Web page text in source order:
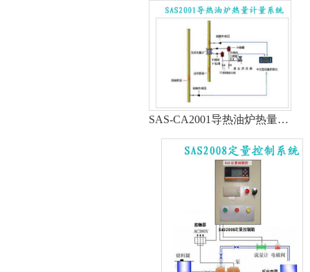
SAS-CA2001导热油炉热量计量系统